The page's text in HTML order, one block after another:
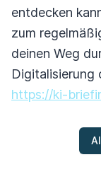
entdecken
zum
deinen Weg
Digitalisierung
https://ki-